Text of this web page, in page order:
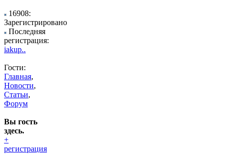
16908:
Зарегистрировано
Последняя
регистрация:
iakup..
Гости:
Главная,
Новости,
Статьи,
Форум
Вы гость
здесь.
+
регистрация